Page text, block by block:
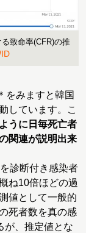
致命率(CFR)の推
をみますと韓国
しています。こ
うに日毎死亡者
関連が説明出来
診断付き感染者
ね10倍ほどの過
値として一般的
死者数を真の感
が、推定値とな